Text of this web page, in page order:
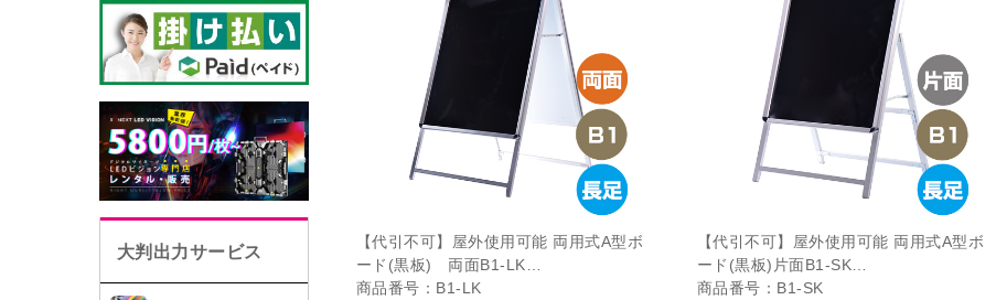
大判出力サービス
【代引不可】屋外使用可能 両用式A型ボ
ード(黒板) 両面B1-LK…
商品番号：B1-LK
【代引不可】屋外使用可能 両用式A型ボ
ード(黒板)片面B1-SK…
商品番号：B1-SK